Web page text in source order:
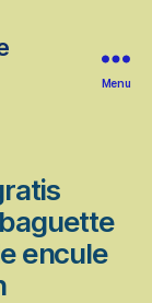
Menu
encule